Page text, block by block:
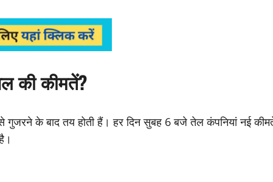
की कीमतें?
के बाद तय होती हैं। हर दिन सुबह 6 बजे तेल कंपनियां नई